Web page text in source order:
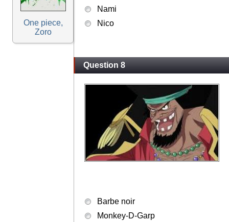
One piece,
Zoro
Nami
Nico
Question 8
Barbe noir
Monkey-D-Garp